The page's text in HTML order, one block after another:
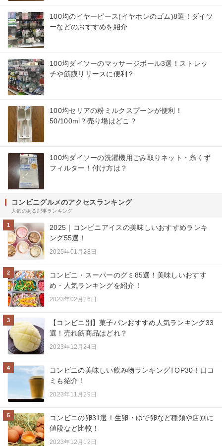
100均のイヤーピース(イヤホンのゴム)8選！ダイソ
ーなどのおすすめを紹介
100均ダイソーのマッサージボール3選！ストレッ
チや筋膜リリースに便利？
100均セリアの粉ミルクスプーンが便利！
50/100ml？売り場はどこ？
100均ダイソーの洗濯機用ごみ取りネット・糸くず
フィルター！付け方は？
コンビニグルメのアクセスランキング
人気のある記事ランキング
1
2025｜コンビニアイスの美味しいおすすめランキ
ング55選！
2025年01月28日
2
コンビニ・スーパーのグミ85選！美味しいおすす
め・人気ランキングを紹介！
2023年02月26日
3
【コンビニ別】菓子パンおすすめ人気ランキング33
選！売れ筋商品はどれ？
2023年12月24日
4
コンビニの美味しい飲み物ランキングTOP30！口コ
ミも紹介！
2023年11月29日
5
コンビニの卵31選！生卵・ゆで卵など種類や店別に
値段など比較！
2023年12月12日